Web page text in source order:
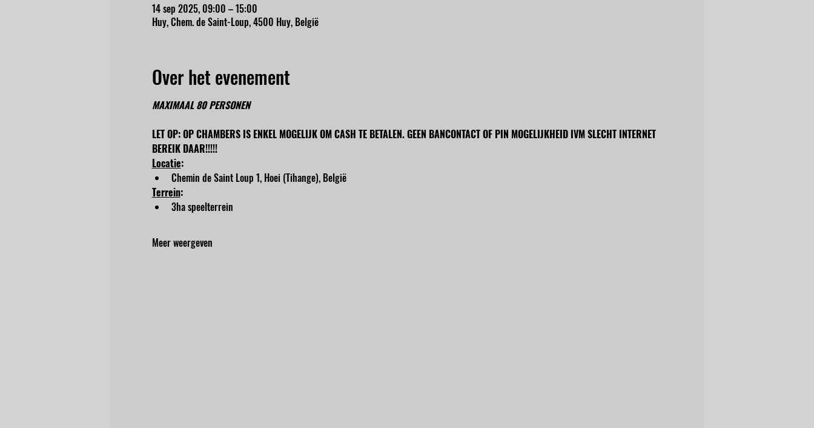
14 sep 2025, 09:00 – 15:00
Huy, Chem. de Saint-Loup, 4500 Huy, België
Over het evenement
MAXIMAAL 80 PERSONEN
LET OP: OP CHAMBERS IS ENKEL MOGELIJK OM CASH TE BETALEN. GEEN BANCONTACT OF PIN MOGELIJKHEID IVM SLECHT INTERNET
BEREIK DAAR!!!!!
Locatie:
Chemin de Saint Loup 1, Hoei (Tihange), België
Terrein:
3ha speelterrein
Meer weergeven